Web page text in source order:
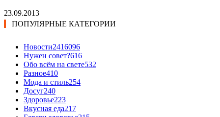
23.09.2013
ПОПУЛЯРНЫЕ КАТЕГОРИИ
Новости2416096
Нужен совет?616
Обо всём на свете532
Разное410
Мода и стиль254
Досуг240
Здоровье223
Вкусная еда217